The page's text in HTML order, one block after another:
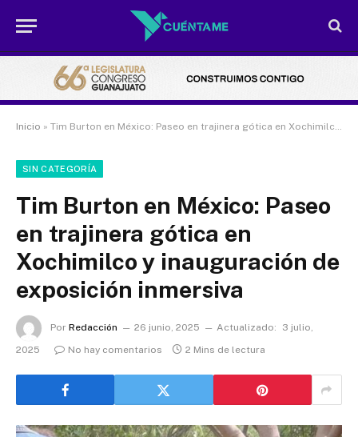
Inicio » Tim Burton en México: Paseo en trajinera gótica en Xochimilco y inauguración de exposición inmersiva
SIN CATEGORÍA
Tim Burton en México: Paseo
en trajinera gótica en
Xochimilco y inauguración de
exposición inmersiva
Por Redacción 26 junio, 2025 Actualizado:
3 julio,
2025
No hay comentarios 2 Mins de lectura